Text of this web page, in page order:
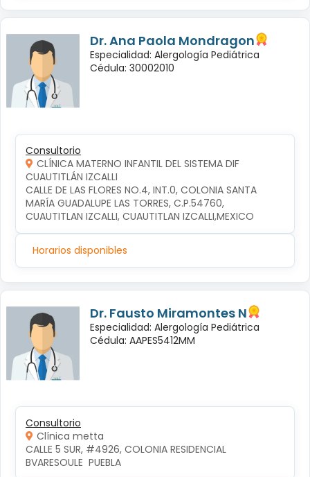
Dr. Ana Paola Mondragon
Especialidad: Alergología Pediátrica
Cédula: 30002010
Consultorio
CLÍNICA MATERNO INFANTIL DEL SISTEMA DIF
CUAUTITLÁN IZCALLI
CALLE DE LAS FLORES NO.4, INT.0, COLONIA SANTA
MARÍA GUADALUPE LAS TORRES, C.P.54760,
CUAUTITLAN IZCALLI, CUAUTITLAN IZCALLI,MEXICO
Horarios disponibles
Dr. Fausto Miramontes N
Especialidad: Alergología Pediátrica
Cédula: AAPES5412MM
Consultorio
Clínica metta
CALLE 5 SUR, #4926, COLONIA RESIDENCIAL
BVARESOULE  PUEBLA